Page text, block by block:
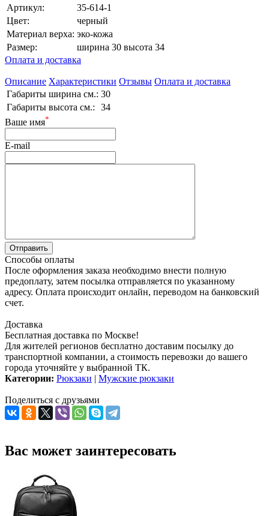
Артикул:
35-614-1
Цвет:
черный
Материал верха: эко-кожа
Размер:
ширина 30 высота 34
Оплата и доставка
Описание Характеристики Отзывы Оплата и доставка
Габариты ширина см.: 30
Габариты высота см.:
34
Ваше имя*
E-mail
Способы оплаты
После оформления заказа необходимо внести полную
предоплату, затем посылка отправляется по указанному
адресу. Оплата происходит онлайн, переводом на банковский
счет.
Доставка
Бесплатная доставка по Москве!
Для жителей регионов бесплатно доставим посылку до
транспортной компании, а стоимость перевозки до вашего
города уточняйте у выбранной ТК.
Категории: Рюкзаки | Мужские рюкзаки
Поделиться с друзьями
Вас может заинтересовать